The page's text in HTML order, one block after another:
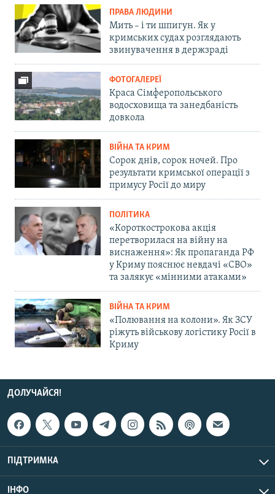
ПРАВА ЛЮДИНИ
Мить – і ти шпигун. Як у
кримських судах розглядають
звинувачення в держзраді
ФОТОГАЛЕРЕЇ
Краса Сімферопольського
водосховища та занедбаність
довкола
ВІЙНА ТА КРИМ
Сорок днів, сорок ночей. Про
результати кримської операції з
примусу Росії до миру
ПОЛІТИКА
«Короткострокова акція
перетворилася на війну на
виснаження»: Як пропаганда РФ
у Криму пояснює невдачі «СВО»
та залякує «мінними атаками»
ВІЙНА ТА КРИМ
«Полювання на колони». Як ЗСУ
ріжуть військову логістику Росії в
Криму
ДОЛУЧАЙСЯ!
ПІДТРИМКА
ІНФО